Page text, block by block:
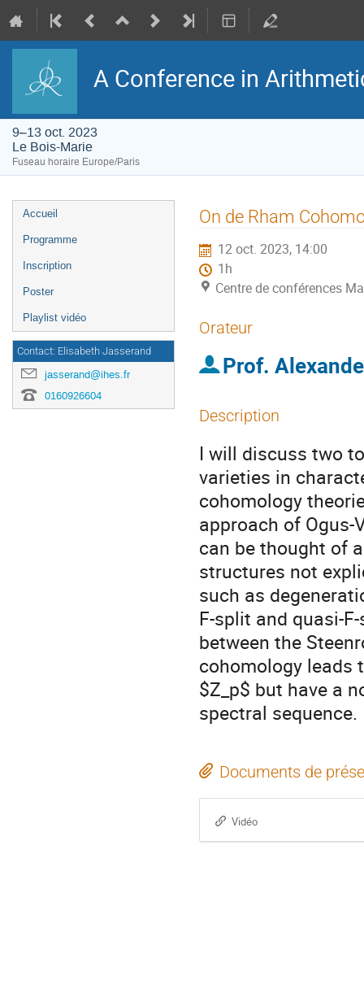
A Conference in
9–13 oct. 2023
Le Bois-Marie
Fuseau horaire Europe/Paris
Menu
de
l'événement
Accueil
Programme
Inscription
Poster
Playlist vidéo
Contact: Elisabeth Jasserand
jasserand@ihes.fr
0160926604
On de Rham
12 oct. 2023, 14:00
1h
Centre de conférences
Orateur
Prof.
Description
I will discuss two
varieties in
cohomology
approach of
can be thought of
structures not
such as
F-split and quasi-
between the
cohomology leads
$Z_p$ but have a
spectral sequence.
Documents de
Vidéo